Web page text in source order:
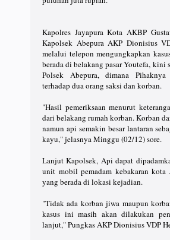
Kapolres Jayapura Kota AKBP
Kapolsek Abepura AKP Dionisius
melalui telepon mengungkapkan
berada di belakang pasar Youtefa,
Polsek Abepura, dimana
terhadap dua orang saksi dan korban.
"Hasil pemeriksaan menurut
dari belakang rumah korban. Korban
namun api semakin besar lantaran
kayu," jelasnya Minggu (02/12) sore.
Lanjut Kapolsek, Api dapat
unit mobil pemadam kebakaran kota
yang berada di lokasi kejadian.
"Tidak ada korban jiwa maupun
kasus ini masih akan dilakukan
lanjut," Pungkas AKP Dionisius VDP